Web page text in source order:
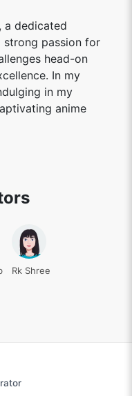
a dedicated
strong passion for
head-on
In my
in my
anime
Rk Shree